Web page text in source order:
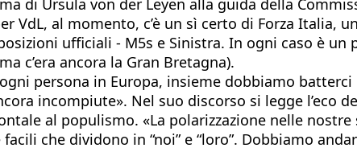
di Ursula von der Leyen alla guida della
al momento, c’è un sì certo di Forza Italia,
ufficiali - M5s e Sinistra. In ogni caso è
c’era ancora la Gran Bretagna).
persona in Europa, insieme dobbiamo
incompiute». Nel suo discorso si legge l’eco
al populismo. «La polarizzazione nelle
che dividono in “noi” e “loro”. Dobbiamo